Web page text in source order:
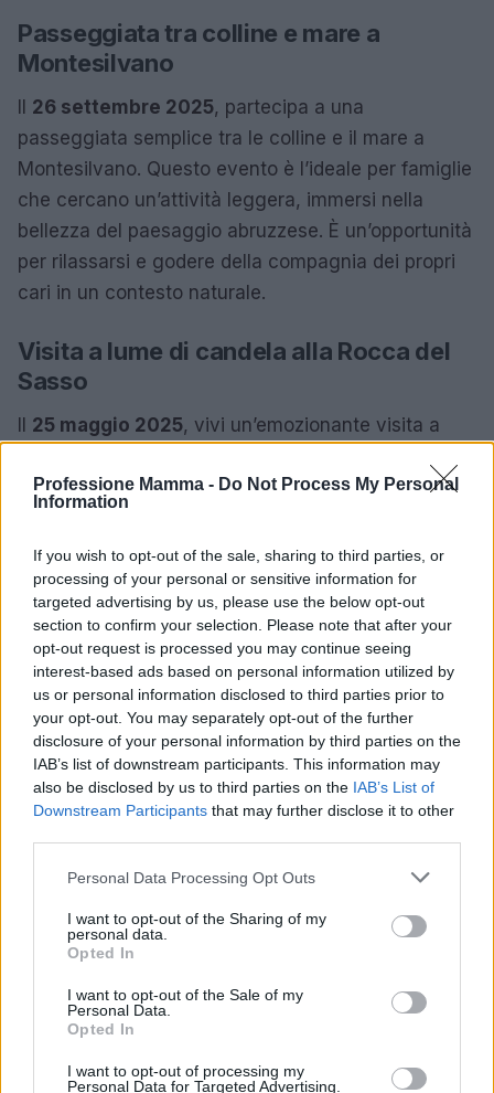
Professione Mamma - Do Not Process My Personal
Information
If you wish to opt-out of the sale, sharing to third parties, or
processing of your personal or sensitive information for
targeted advertising by us, please use the below opt-out
section to confirm your selection. Please note that after your
opt-out request is processed you may continue seeing
interest-based ads based on personal information utilized by
us or personal information disclosed to third parties prior to
your opt-out. You may separately opt-out of the further
disclosure of your personal information by third parties on the
IAB’s list of downstream participants. This information may
also be disclosed by us to third parties on the IAB’s List of
Downstream Participants that may further disclose it to other
Please note that this website/app uses one or more Google
not limited to your visit or usage behaviour. You may click to
grant or deny consent to Google and its third-party tags to
use your data for below specified purposes in below Google
consent section.
Personal Data Processing Opt Outs
I want to opt-out of the Sharing of my
personal data.
Opted In
I want to opt-out of the Sale of my
Personal Data.
Opted In
I want to opt-out of processing my
Personal Data for Targeted Advertising.
Passeggiata tra colline e mare a
Montesilvano
Il 26 settembre 2025, partecipa a una
passeggiata semplice tra le colline e il mare a
Montesilvano. Questo evento è l’ideale per famiglie
che cercano un’attività leggera, immersi nella
bellezza del paesaggio abruzzese. È un’opportunità
per rilassarsi e godere della compagnia dei propri
cari in un contesto naturale.
Visita a lume di candela alla Rocca del
Sasso
Il 25 maggio 2025, vivi un’emozionante visita a
evento offre un’atmosfera magica, ricca di misteri e
sperimentare qualcosa di diverso e affascinante. È
un modo per far vivere ai bambini la storia in modo
coinvolgente e originale.
Fioritura della lavanda di Godiasco
Infine, il 21 giugno 2025, non perdere lafioritura
della lavanda di Godiasco. Questo evento è un vero
spettacolo per gli amanti della natura e delle
piante, ed è un’ottima occasione per trascorrere
profumi di questa meravigliosa fioritura.
AUTORE
AiAdhubMedia